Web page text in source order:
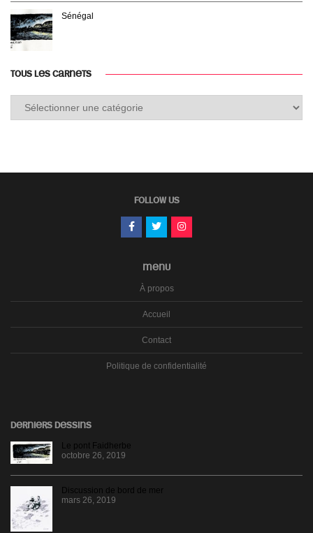
Sénégal
TOUS LES CARNETS
FOLLOW US
MENU
À propos
Accueil
Contact
Politique de confidentialité
DERNIERS DESSINS
Le pont Faidherbe
octobre 26, 2019
Discussion de bord de mer
mars 26, 2019